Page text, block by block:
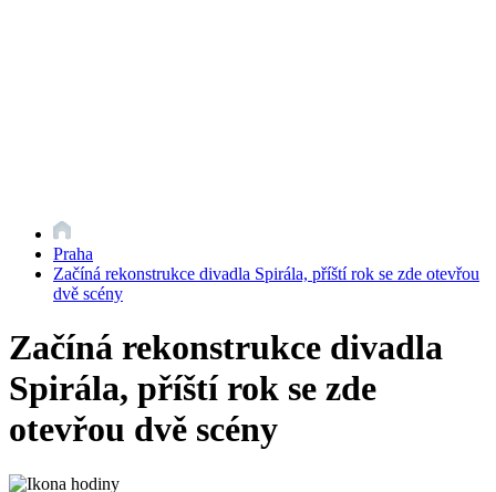
Praha
Začíná rekonstrukce divadla Spirála, příští rok se zde otevřou
dvě scény
Začíná rekonstrukce divadla
Spirála, příští rok se zde
otevřou dvě scény